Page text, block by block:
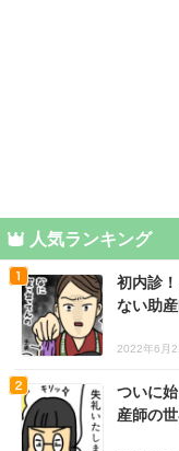
人気ランキング
初内診
ない助
2022年6月
ついに
産師の